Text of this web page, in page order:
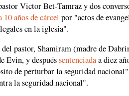
Victor Bet-Tamraz y dos
10 años de cárcel por "actos de
en la iglesia".
pastor, Shamiram (madre de
Evin, y despuéssentenciadaa diez
de perturbar la seguridad
la seguridad nacional".